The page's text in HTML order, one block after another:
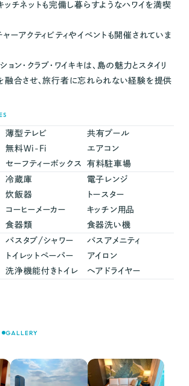
ッチネットも完備し暮らすようなハワイを満喫
ャーアクティビティやイベントも開催されていま
ョン・クラブ・ワイキキは、島の魅力とスタイリ
融合させ、旅行者に忘れられない経験を提供
薄型テレビ
共有プール
無料Wi-Fi
エアコン
セーフティーボックス
有料駐車場
冷蔵庫
電子レンジ
炊飯器
トースター
コーヒーメーカー
キッチン用品
食器類
食器洗い機
バスタブ/シャワー
バスアメニティ
トイレットペーパー
アイロン
洗浄機能付きトイレ
ヘアドライヤー
GALLERY